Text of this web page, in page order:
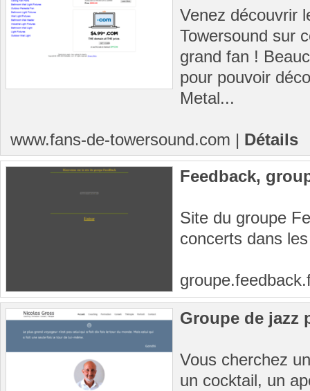
Venez découvrir
Towersound sur
grand fan !
pour pouvoir
Metal...
www.fans-de-towersound.com | Détails
Feedback,
Site du groupe
concerts dans
Groupe de jazz
Vous cherchez
un cocktail, un